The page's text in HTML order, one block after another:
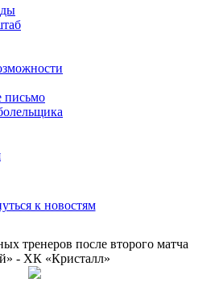
письмо
к новостям
тренеров после второго матча
- ХК «Кристалл»